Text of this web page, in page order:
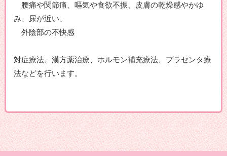
腰痛や関節痛、嘔気や食欲不振、皮膚の乾燥感やかゆ
み、尿が近い、
外陰部の不快感
対症療法、漢方薬治療、ホルモン補充療法、プラセンタ療
法などを行います。